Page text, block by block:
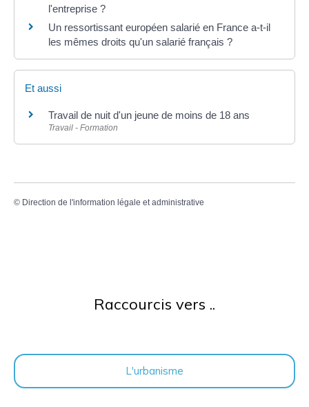
l'entreprise ?
Un ressortissant européen salarié en France a-t-il
les mêmes droits qu'un salarié français ?
Et aussi
Travail de nuit d'un jeune de moins de 18 ans
Travail - Formation
© Direction de l'information légale et administrative
Raccourcis vers ..
L'urbanisme